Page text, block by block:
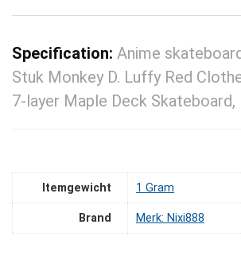
Specification: Anime
Stuk Monkey D. Luffy Red
7-layer Maple Deck Skateboard,
Itemgewicht ‎1 Gram
Brand Merk: Nixi888